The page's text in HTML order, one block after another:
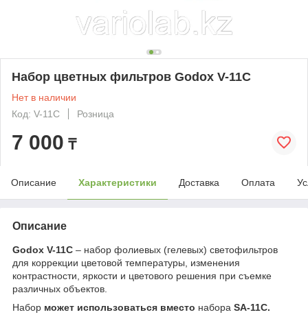
Набор цветных фильтров Godox V-11C
Нет в наличии
Код: V-11C
Розница
7 000 ₸
Описание Характеристики Доставка Оплата
Описание
Godox V-11C – набор фолиевых (гелевых) светофильтров
для коррекции цветовой температуры, изменения
контрастности, яркости и цветового решения при съемке
различных объектов.
Набор может использоваться вместо набора SA-11C.